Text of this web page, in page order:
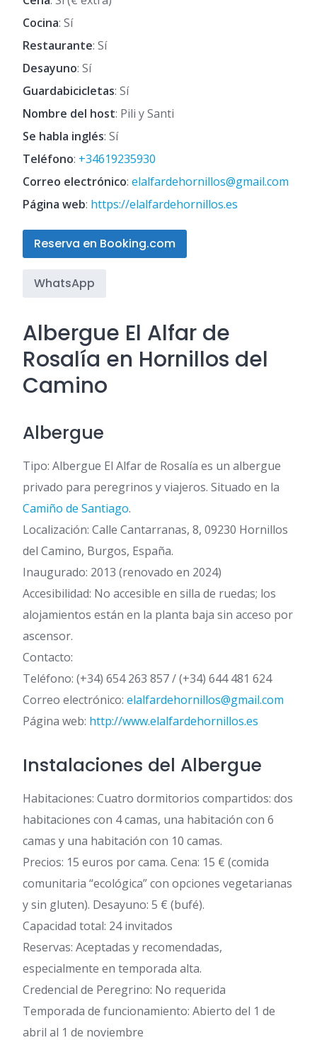
Cocina: Sí
Restaurante: Sí
Desayuno: Sí
Guardabicicletas: Sí
Nombre del host: Pili y Santi
Se habla inglés: Sí
Teléfono: +34619235930
Correo electrónico: elalfardehornillos@gmail.com
Página web: https://elalfardehornillos.es
Reserva en Booking.com
WhatsApp
Albergue El Alfar de
Rosalía en Hornillos del
Camino
Albergue
Tipo: Albergue El Alfar de Rosalía es un albergue
privado para peregrinos y viajeros. Situado en la
Camiño de Santiago.
Localización: Calle Cantarranas, 8, 09230 Hornillos
del Camino, Burgos, España.
Inaugurado: 2013 (renovado en 2024)
Accesibilidad: No accesible en silla de ruedas; los
alojamientos están en la planta baja sin acceso por
ascensor.
Contacto:
Teléfono: (+34) 654 263 857 / (+34) 644 481 624
Correo electrónico: elalfardehornillos@gmail.com
Página web: http://www.elalfardehornillos.es
Instalaciones del Albergue
Habitaciones: Cuatro dormitorios compartidos: dos
habitaciones con 4 camas, una habitación con 6
camas y una habitación con 10 camas.
Precios: 15 euros por cama. Cena: 15 € (comida
comunitaria “ecológica” con opciones vegetarianas
y sin gluten). Desayuno: 5 € (bufé).
Capacidad total: 24 invitados
Reservas: Aceptadas y recomendadas,
especialmente en temporada alta.
Credencial de Peregrino: No requerida
Temporada de funcionamiento: Abierto del 1 de
abril al 1 de noviembre